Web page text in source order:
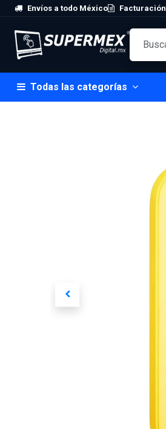
Skip to Content
Envíos a todo México Facturación
Todas las categorías